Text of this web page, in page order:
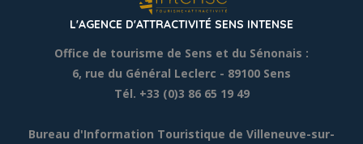
L'AGENCE D'ATTRACTIVITÉ SENS INTENSE
Office de tourisme de Sens et du Sénonais :
6, rue du Général Leclerc - 89100 Sens
Tél. +33 (0)3 86 65 19 49
Bureau d'Information Touristique de Villeneuve-sur-